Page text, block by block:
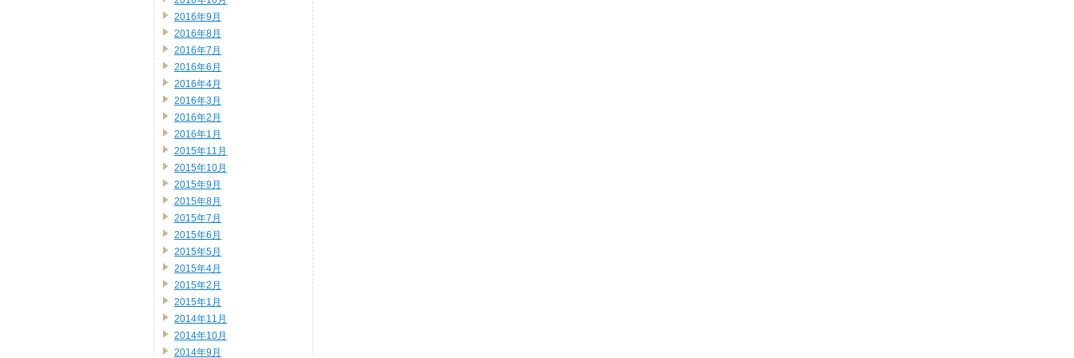
2016年9月
2016年8月
2016年7月
2016年6月
2016年4月
2016年3月
2016年2月
2016年1月
2015年11月
2015年10月
2015年9月
2015年8月
2015年7月
2015年6月
2015年5月
2015年4月
2015年2月
2015年1月
2014年11月
2014年10月
2014年9月